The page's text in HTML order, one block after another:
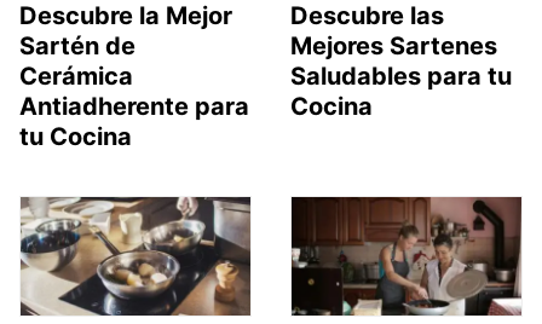
Descubre la Mejor
Sartén de
Cerámica
Antiadherente para
tu Cocina
Descubre las
Mejores Sartenes
Saludables para tu
Cocina